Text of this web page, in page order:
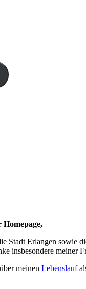
Homepage,
Stadt Erlangen sowie
insbesondere
meinen Lebenslauf